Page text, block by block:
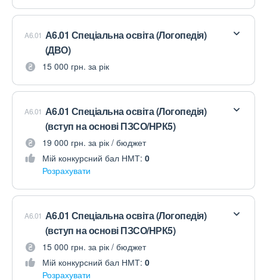
A6.01 А6.01 Спеціальна освіта (Логопедія)
(ДВО)
15 000 грн. за рік
A6.01 А6.01 Спеціальна освіта (Логопедія)
(вступ на основі ПЗСО/НРК5)
19 000 грн. за рік / бюджет
Мій конкурсний бал НМТ: 0
Розрахувати
A6.01 А6.01 Спеціальна освіта (Логопедія)
(вступ на основі ПЗСО/НРК5)
15 000 грн. за рік / бюджет
Мій конкурсний бал НМТ: 0
Розрахувати